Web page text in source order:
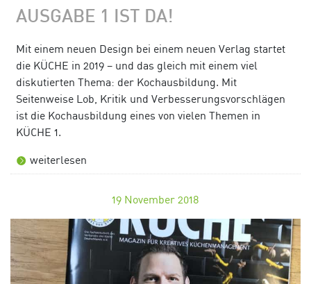
AUSGABE 1 IST DA!
Mit einem neuen Design bei einem neuen Verlag startet
die KÜCHE in 2019 – und das gleich mit einem viel
diskutierten Thema: der Kochausbildung. Mit
Seitenweise Lob, Kritik und Verbesserungsvorschlägen
ist die Kochausbildung eines von vielen Themen in
KÜCHE 1.
weiterlesen
19 November 2018